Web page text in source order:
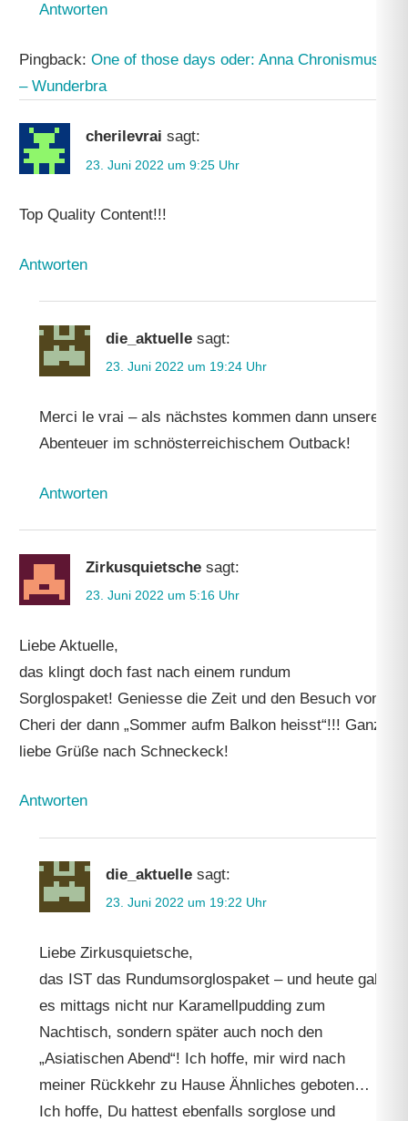
Antworten
Pingback:One of those days oder: Anna Chronismus
– Wunderbra
cherilevrai sagt:
23. Juni 2022 um 9:25 Uhr
Top Quality Content!!!
Antworten
die_aktuelle sagt:
23. Juni 2022 um 19:24 Uhr
Merci le vrai – als nächstes kommen dann unsere
Abenteuer im schnösterreichischem Outback!
Antworten
Zirkusquietsche sagt:
23. Juni 2022 um 5:16 Uhr
Liebe Aktuelle,
das klingt doch fast nach einem rundum
Sorglospaket! Geniesse die Zeit und den Besuch von
Cheri der dann „Sommer aufm Balkon heisst“!!! Ganz
liebe Grüße nach Schneckeck!
Antworten
die_aktuelle sagt:
23. Juni 2022 um 19:22 Uhr
Liebe Zirkusquietsche,
das IST das Rundumsorglospaket – und heute gab
es mittags nicht nur Karamellpudding zum
Nachtisch, sondern später auch noch den
„Asiatischen Abend“! Ich hoffe, mir wird nach
meiner Rückkehr zu Hause Ähnliches geboten…
Ich hoffe, Du hattest ebenfalls sorglose und